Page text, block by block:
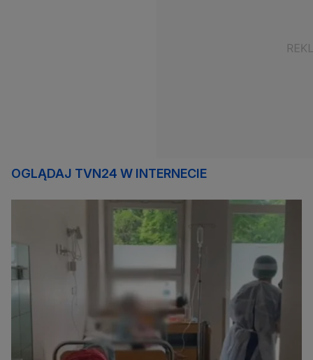
OGLĄDAJ TVN24 W INTERNECIE